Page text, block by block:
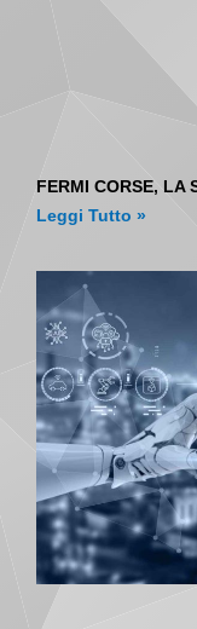
FERMI CORSE, LA
Leggi Tutto »